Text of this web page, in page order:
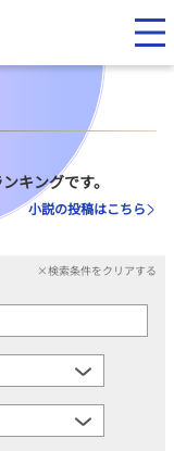
キングです。
小説の投稿はこちら
×検索条件をクリアする